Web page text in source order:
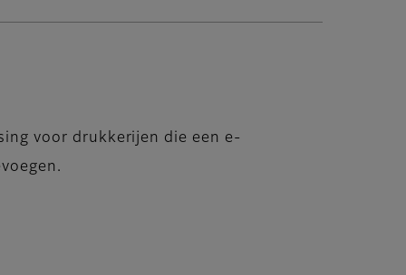
voor drukkerijen die een e-